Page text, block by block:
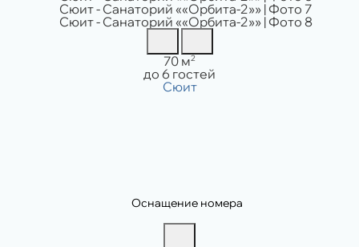
Площадь:
70 м2
Вместимость:
до 6 гостей
Оснащение номера